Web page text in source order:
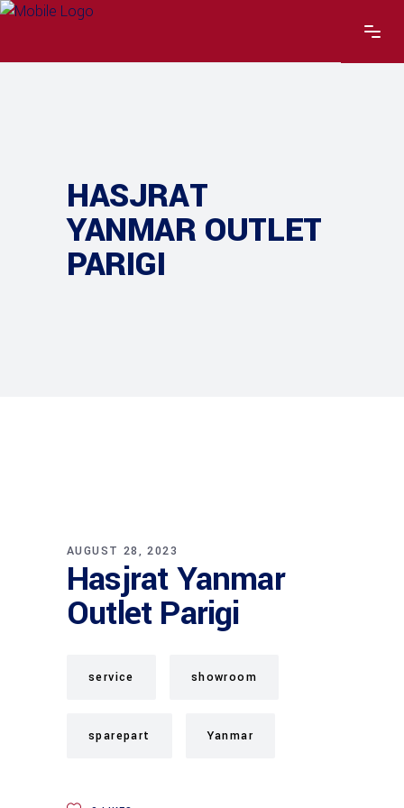
HASJRAT
YANMAR OUTLET
PARIGI
AUGUST 28, 2023
Hasjrat Yanmar
Outlet Parigi
service showroom
sparepart Yanmar